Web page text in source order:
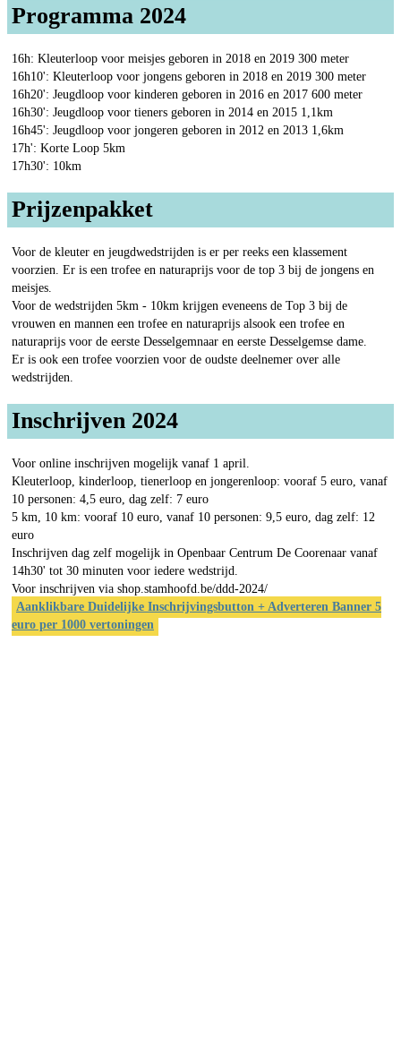
Programma 2024
16h: Kleuterloop voor meisjes geboren in 2018 en 2019 300 meter
16h10': Kleuterloop voor jongens geboren in 2018 en 2019 300 meter
16h20': Jeugdloop voor kinderen geboren in 2016 en 2017 600 meter
16h30': Jeugdloop voor tieners geboren in 2014 en 2015 1,1km
16h45': Jeugdloop voor jongeren geboren in 2012 en 2013 1,6km
17h': Korte Loop 5km
17h30': 10km
Prijzenpakket
Voor de kleuter en jeugdwedstrijden is er per reeks een klassement
voorzien. Er is een trofee en naturaprijs voor de top 3 bij de jongens en
meisjes.
Voor de wedstrijden 5km - 10km krijgen eveneens de Top 3 bij de
vrouwen en mannen een trofee en naturaprijs alsook een trofee en
naturaprijs voor de eerste Desselgemnaar en eerste Desselgemse dame.
Er is ook een trofee voorzien voor de oudste deelnemer over alle
wedstrijden.
Inschrijven 2024
Voor online inschrijven mogelijk vanaf 1 april.
Kleuterloop, kinderloop, tienerloop en jongerenloop: vooraf 5 euro, vanaf
10 personen: 4,5 euro, dag zelf: 7 euro
5 km, 10 km: vooraf 10 euro, vanaf 10 personen: 9,5 euro, dag zelf: 12
euro
​Inschrijven dag zelf mogelijk in Openbaar Centrum De Coorenaar vanaf
14h30' tot 30 minuten voor iedere wedstrijd.
Voor inschrijven via shop.stamhoofd.be/ddd-2024/
Aanklikbare Duidelijke Inschrijvingsbutton + Adverteren Banner 5
euro per 1000 vertoningen